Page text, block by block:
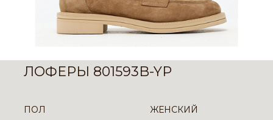
ЛОФЕРЫ 801593B-YP
ПОЛ ЖЕНСКИЙ